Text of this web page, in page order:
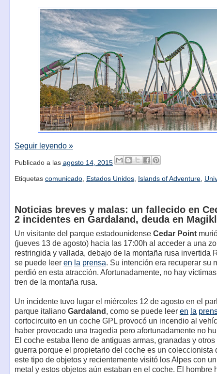
Seguir leyendo »
Publicado a las agosto 14, 2015
Etiquetas comunicado, Estados Unidos, Islands of Adventure,
Noticias breves y malas: un fallecido en
2 incidentes en Gardaland, deuda en
Un visitante del parque estadounidense Cedar Point
(jueves 13 de agosto) hacia las 17:00h al acceder a una
restringida y vallada, debajo de la montaña rusa invertida
se puede leer en la prensa. Su intención era recuperar su
perdió en esta atracción. Afortunadamente, no hay
tren de la montaña rusa.
Un incidente tuvo lugar el miércoles 12 de agosto en el
parque italiano Gardaland , como se puede leer en la
cortocircuito en un coche GPL provocó un incendio al
haber provocado una tragedia pero afortunadamente no
El coche estaba lleno de antiguas armas, granadas y otros
guerra porque el propietario del coche es un coleccionista
este tipo de objetos y recientemente visitó los Alpes con
metal y estos objetos aún estaban en el coche. El hombre